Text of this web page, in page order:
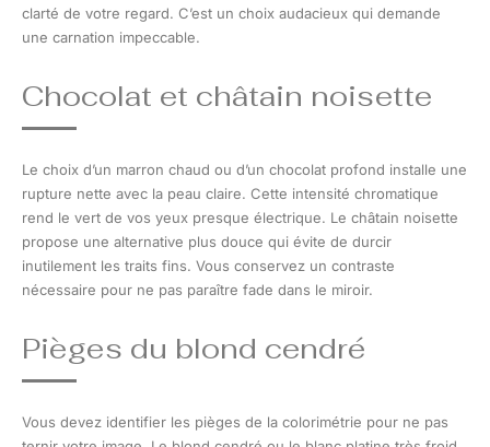
clarté de votre regard. C’est un choix audacieux qui demande
une carnation impeccable.
Chocolat et châtain noisette
Le choix d’un marron chaud ou d’un chocolat profond installe une
rupture nette avec la peau claire. Cette intensité chromatique
rend le vert de vos yeux presque électrique. Le châtain noisette
propose une alternative plus douce qui évite de durcir
inutilement les traits fins. Vous conservez un contraste
nécessaire pour ne pas paraître fade dans le miroir.
Pièges du blond cendré
Vous devez identifier les pièges de la colorimétrie pour ne pas